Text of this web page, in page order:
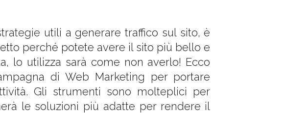
utili a generare traffico sul sito, è
perché potete avere il sito più bello e
lo utilizza sarà come non averlo! Ecco
di Web Marketing per portare
Gli strumenti sono molteplici per
le soluzioni più adatte per rendere il